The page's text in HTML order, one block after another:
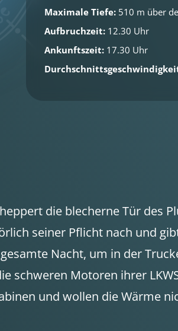
Maximale Tiefe: 510 m über
Aufbruchzeit: 12.30 Uhr
Ankunftszeit: 17.30 Uhr
die blecherne Tür des
seiner Pflicht nach und
Nacht, um in der
schweren Motoren ihrer
und wollen die Wärme